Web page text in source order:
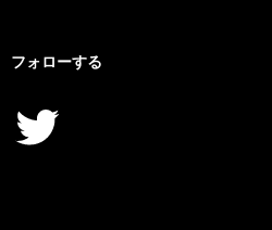
フォローする
Twitter